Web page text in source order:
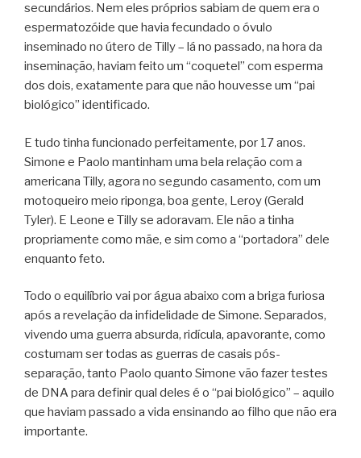
secundários. Nem eles próprios sabiam de quem era o
espermatozóide que havia fecundado o óvulo
inseminado no útero de Tilly – lá no passado, na hora da
inseminação, haviam feito um “coquetel” com esperma
dos dois, exatamente para que não houvesse um “pai
biológico” identificado.
E tudo tinha funcionado perfeitamente, por 17 anos.
Simone e Paolo mantinham uma bela relação com a
americana Tilly, agora no segundo casamento, com um
motoqueiro meio riponga, boa gente, Leroy (Gerald
Tyler). E Leone e Tilly se adoravam. Ele não a tinha
propriamente como mãe, e sim como a “portadora” dele
enquanto feto.
Todo o equilíbrio vai por água abaixo com a briga furiosa
após a revelação da infidelidade de Simone. Separados,
vivendo uma guerra absurda, ridícula, apavorante, como
costumam ser todas as guerras de casais pós-
separação, tanto Paolo quanto Simone vão fazer testes
de DNA para definir qual deles é o “pai biológico” – aquilo
que haviam passado a vida ensinando ao filho que não era
importante.